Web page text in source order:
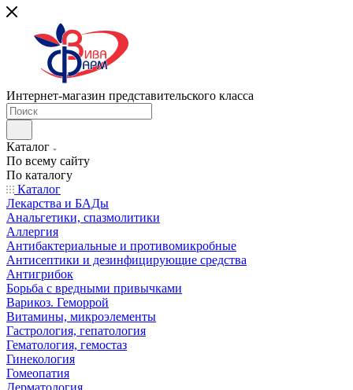
Интернет-магазин представительского класса
Каталог
По всему сайту
По каталогу
Каталог
Лекарства и БАДы
Анальгетики, спазмолитики
Аллергия
Антибактериальные и противомикробные
Антисептики и дезинфицирующие средства
Антигрибок
Борьба с вредными привычками
Варикоз. Геморрой
Витамины, микроэлементы
Гастрология, гепатология
Гематология, гемостаз
Гинекология
Гомеопатия
Дерматология